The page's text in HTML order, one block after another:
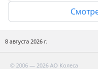
ауыстыру аса қымбат
айдаймын деп
ойы басқаша сатуға
полный бак 60 л маған
110-120 рахмет оқып
8 августа 2026 г.
© 2006 — 2026 АО Колеса